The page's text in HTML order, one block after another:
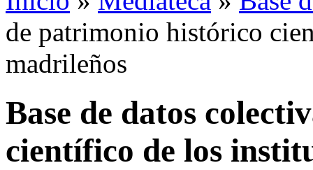
de patrimonio histórico
madrileños
Base de datos
científico de los